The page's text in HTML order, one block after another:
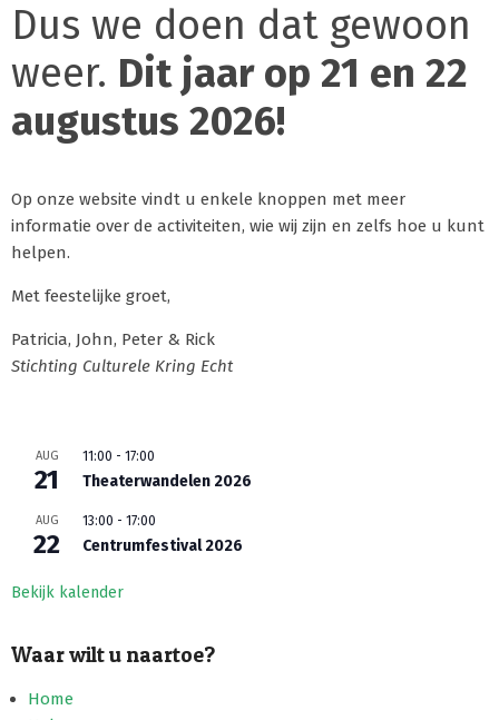
Dus we doen dat gewoon
weer. Dit jaar op 21 en 22
augustus 2026!
Op onze website vindt u enkele knoppen met meer
informatie over de activiteiten, wie wij zijn en zelfs hoe u kunt
helpen.
Met feestelijke groet,
Patricia, John, Peter & Rick
Stichting Culturele Kring Echt
AUG
21
11:00 - 17:00
Theaterwandelen 2026
AUG
22
13:00 - 17:00
Centrumfestival 2026
Bekijk kalender
Waar wilt u naartoe?
Home